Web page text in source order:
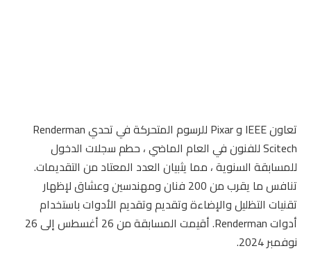
تعاون IEEE و Pixar للرسوم المتحركة في تحدي Renderman
Scitech للفنون في العام الماضي ، حطم سجلات الدخول
للمسابقة السنوية ، مما يثبيان العدد المعتاد من التقديمات.
تنافس ما يقرب من 200 فنان ومهندسين وعشاق لإظهار
تقنيات التظليل والإضاءة وتقديم وتقديم الأدوات باستخدام
أدوات Renderman. أقيمت المسابقة من 26 أغسطس إلى 26
نوفمبر 2024.